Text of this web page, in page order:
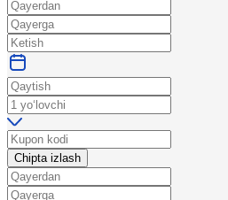
Chipta izlash